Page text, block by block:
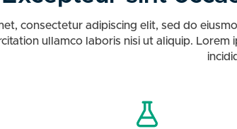
consectetur adipiscing elit, sed do
ullamco laboris nisi ut aliquip.